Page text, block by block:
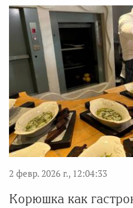
2 февр. 2026 г., 12:04:33
Корюшка как